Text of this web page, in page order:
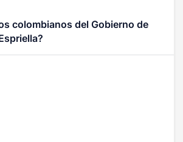
colombianos del Gobierno de